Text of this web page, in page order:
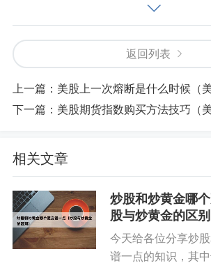
炒黄金的注意事项 充分了解市场
须对黄金市场进行充分的了解。
格的决定因素，如国际政治经济形
格、美元走势等。此外，还要了
则、交易时间以及相关的风险管理
关重要。
例如，有些投资者在黄金价格下跌
能反弹，结果价格继续下跌，导致
入门知识，通过模拟交易练习 掌握
之前，年轻人应先学习好炒黄金的
返回列表
上一篇： 美股上一次熔断是什么时候（美股
下一篇： 美股期货指数购买方法技巧（美股
相关文章
炒股和炒黄金哪
股与炒黄金的区别
今天给各位分享炒
谱一点的知识，其